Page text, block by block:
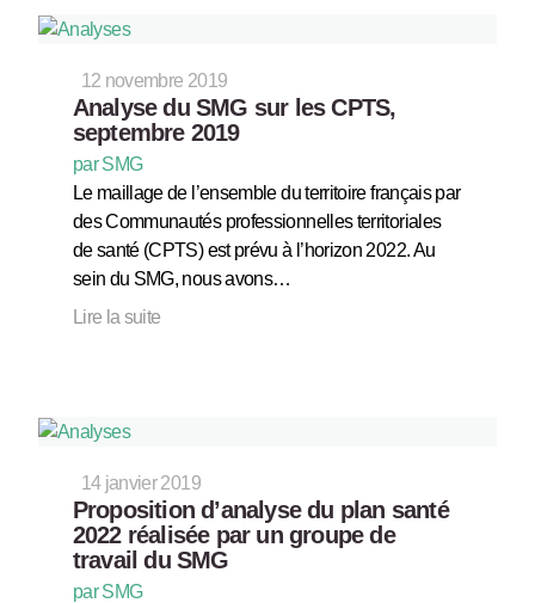
12 novembre 2019
Analyse du SMG sur les CPTS,
septembre 2019
par SMG
Le maillage de l’ensemble du territoire français par
des Communautés professionnelles territoriales
de santé (CPTS) est prévu à l’horizon 2022. Au
sein du SMG, nous avons…
Lire la suite
14 janvier 2019
Proposition d’analyse du plan santé
2022 réalisée par un groupe de
travail du SMG
par SMG